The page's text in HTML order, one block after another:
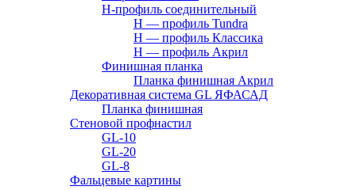
H-профиль соединительный
Н — профиль Tundra
H — профиль Классика
Н — профиль Акрил
Финишная планка
Планка финишная Акрил
Декоративная система GL ЯФАСАД
Планка финишная
Стеновой профнастил
GL-10
GL-20
GL-8
Фальцевые картины